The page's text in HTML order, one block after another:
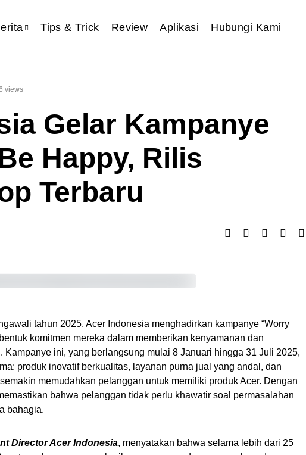
Tips & Trick Review Aplikasi Hubungi Kami
views
Gelar Kampanye
Happy, Rilis
Terbaru
tahun 2025, Acer Indonesia menghadirkan kampanye “Worry
komitmen mereka dalam memberikan kenyamanan dan
Kampanye ini, yang berlangsung mulai 8 Januari hingga 31 Juli 2025,
produk inovatif berkualitas, layanan purna jual yang andal, dan
memudahkan pelanggan untuk memiliki produk Acer. Dengan
bahwa pelanggan tidak perlu khawatir soal permasalahan
bahagia.
Director Acer Indonesia, menyatakan bahwa selama lebih dari 25